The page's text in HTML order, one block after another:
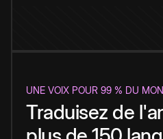
UNE VOIX POUR 99 % DU
Traduisez de